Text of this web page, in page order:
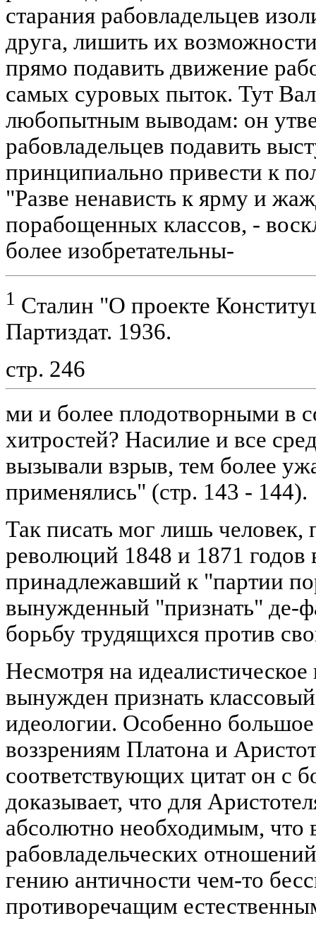
старания рабовладельцев
друга, лишить их
прямо подавить движение
самых суровых пыток. Тут
любопытным выводам: он
рабовладельцев подавить
принципиально привести к
"Разве ненависть к ярму и
порабощенных классов, -
более изобретательны-
1 Сталин "О проекте
Партиздат. 1936.
стр. 246
ми и более плодотворными в
хитростей? Насилие и все
вызывали взрыв, тем более
применялись" (стр. 143 - 144).
Так писать мог лишь
революций 1848 и 1871
принадлежавший к "партии
вынужденный "признать" де-
борьбу трудящихся против
Несмотря на
вынужден признать
идеологии. Особенно
воззрениям Платона и
соответствующих цитат он с
доказывает, что для
абсолютно необходимым, что
рабовладельческих
гению античности чем-то
противоречащим